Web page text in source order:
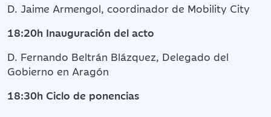
D. Jaime Armengol, coordinador de Mobility City
18:20h Inauguración del acto
D. Fernando Beltrán Blázquez, Delegado del
Gobierno en Aragón
18:30h Ciclo de ponencias